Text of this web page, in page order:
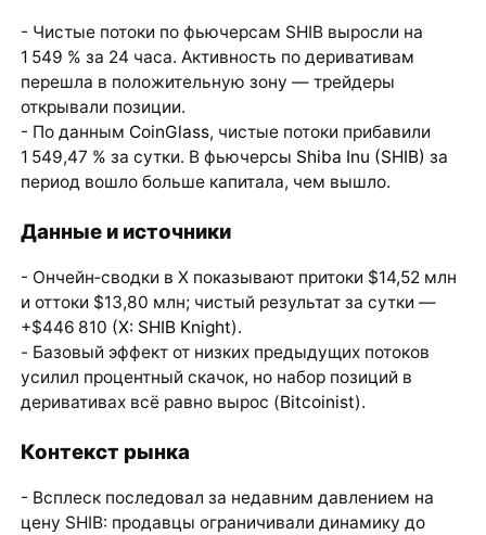
- Чистые потоки по фьючерсам SHIB выросли на
1 549 % за 24 часа. Активность по деривативам
перешла в положительную зону — трейдеры
открывали позиции.
- По данным CoinGlass, чистые потоки прибавили
1 549,47 % за сутки. В фьючерсы Shiba Inu (SHIB) за
период вошло больше капитала, чем вышло.
Данные и источники
- Ончейн‑сводки в X показывают притоки $14,52 млн
и оттоки $13,80 млн; чистый результат за сутки —
+$446 810 (X: SHIB Knight).
- Базовый эффект от низких предыдущих потоков
усилил процентный скачок, но набор позиций в
деривативах всё равно вырос (Bitcoinist).
Контекст рынка
- Всплеск последовал за недавним давлением на
цену SHIB: продавцы ограничивали динамику до